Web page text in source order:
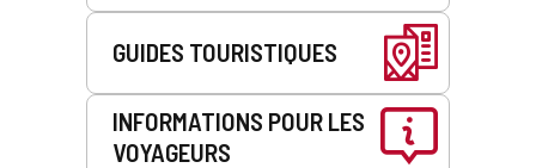
GUIDES TOURISTIQUES
INFORMATIONS POUR LES
VOYAGEURS